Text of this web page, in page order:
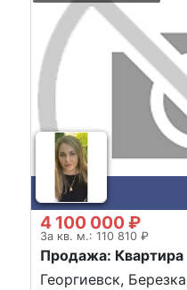
4 100 000 ₽
За кв. м.: 110 810 ₽
Продажа: Квартира
Георгиевск,